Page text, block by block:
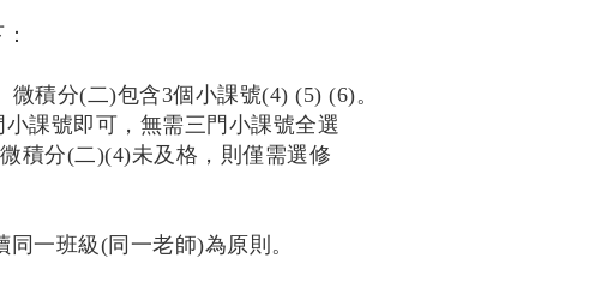
積分(二)包含3個小課號(4) (5) (6)。
課號即可，無需三門小課號全選
積分(二)(4)未及格，則僅需選修
一班級(同一老師)為原則。